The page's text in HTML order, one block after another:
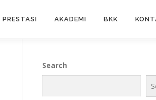
PRESTASI AKADEMI BKK
Search